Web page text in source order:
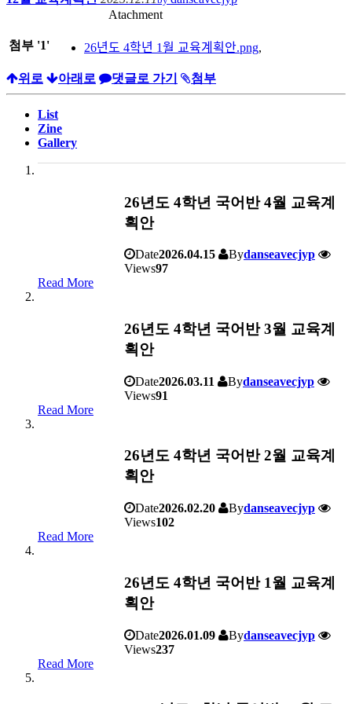
Atachment
첨부 '1' 26년도 4학년 1월 교육계획안.png,
위로 아래로 댓글로 가기 첨부
List
Zine
Gallery
26년도 4학년 국어반 4월 교육계
획안
Date2026.04.15 Bydanseavecjyp
Views97
Read More
26년도 4학년 국어반 3월 교육계
획안
Date2026.03.11 Bydanseavecjyp
Views91
Read More
26년도 4학년 국어반 2월 교육계
획안
Date2026.02.20 Bydanseavecjyp
Views102
Read More
26년도 4학년 국어반 1월 교육계
획안
Date2026.01.09 Bydanseavecjyp
Views237
Read More